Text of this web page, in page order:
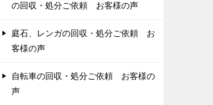
の回収・処分ご依頼 お客様の声
庭石、レンガの回収・処分ご依頼 お
客様の声
自転車の回収・処分ご依頼 お客様の
声